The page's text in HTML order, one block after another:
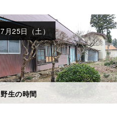
野生の時間
7月25日（土）